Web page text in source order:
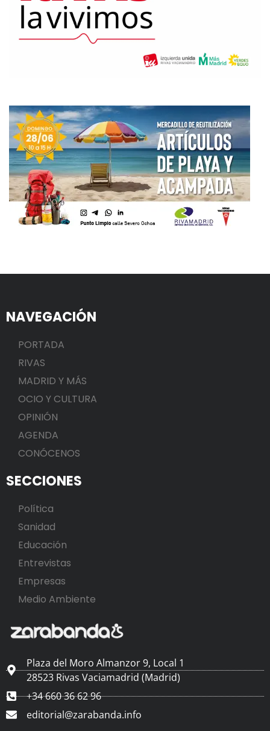
NAVEGACIÓN
PORTADA
RIVAS
MADRID Y MÁS
OCIO Y CULTURA
OPINIÓN
AGENDA
CONÓCENOS
SECCIONES
Política
Sanidad
Educación
Entrevistas
Empresas
Medio Ambiente
Plaza del Moro Almanzor 9, Local 1
28523 Rivas Vaciamadrid (Madrid)
+34 660 36 62 96
editorial@zarabanda.info